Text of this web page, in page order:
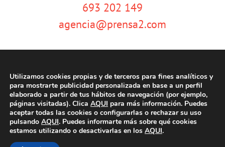
693 202 149
agencia@prensa2.com
© Copyright 2020 | La Veu d'Algemesí | Tots els drets reservats |Aviso
legal |Política de privacidad|Política de cookies | Dissenyat per
tecniwebs
Utilizamos cookies propias y de terceros para fines analíticos y
para mostrarte publicidad personalizada en base a un perfil
elaborado a partir de tus hábitos de navegación (por ejemplo,
páginas visitadas). Clica AQUI para más información. Puedes
aceptar todas las cookies o configurarlas o rechazar su uso
pulsando AQUI. Puedes informarte más sobre qué cookies
estamos utilizando o desactivarlas en los AQUI.